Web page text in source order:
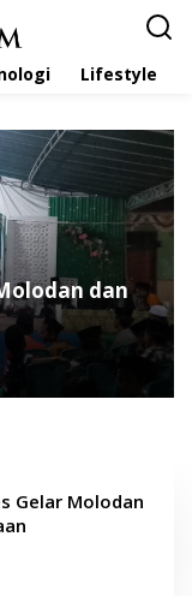
Lifestyle
dan
Gelar Molodan